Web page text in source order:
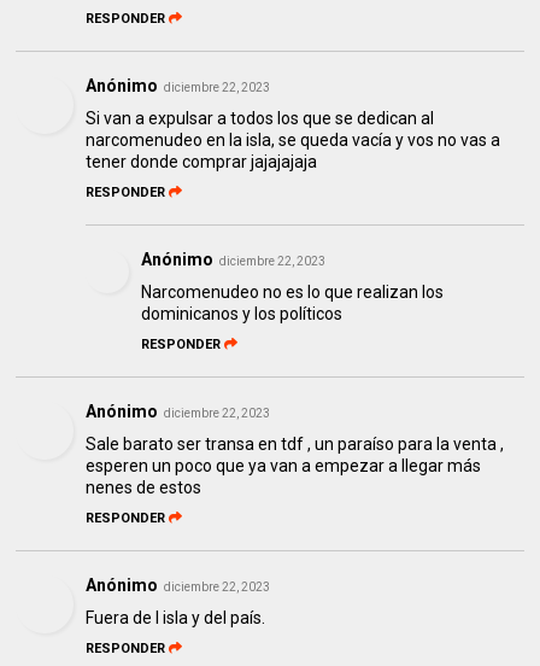
RESPONDER
Anónimo diciembre 22, 2023
Si van a expulsar a todos los que se dedican al
narcomenudeo en la isla, se queda vacía y vos no vas a
tener donde comprar jajajajaja
RESPONDER
Anónimo diciembre 22, 2023
Narcomenudeo no es lo que realizan los
dominicanos y los políticos
RESPONDER
Anónimo diciembre 22, 2023
Sale barato ser transa en tdf , un paraíso para la venta ,
esperen un poco que ya van a empezar a llegar más
nenes de estos
RESPONDER
Anónimo diciembre 22, 2023
Fuera de l isla y del país.
RESPONDER